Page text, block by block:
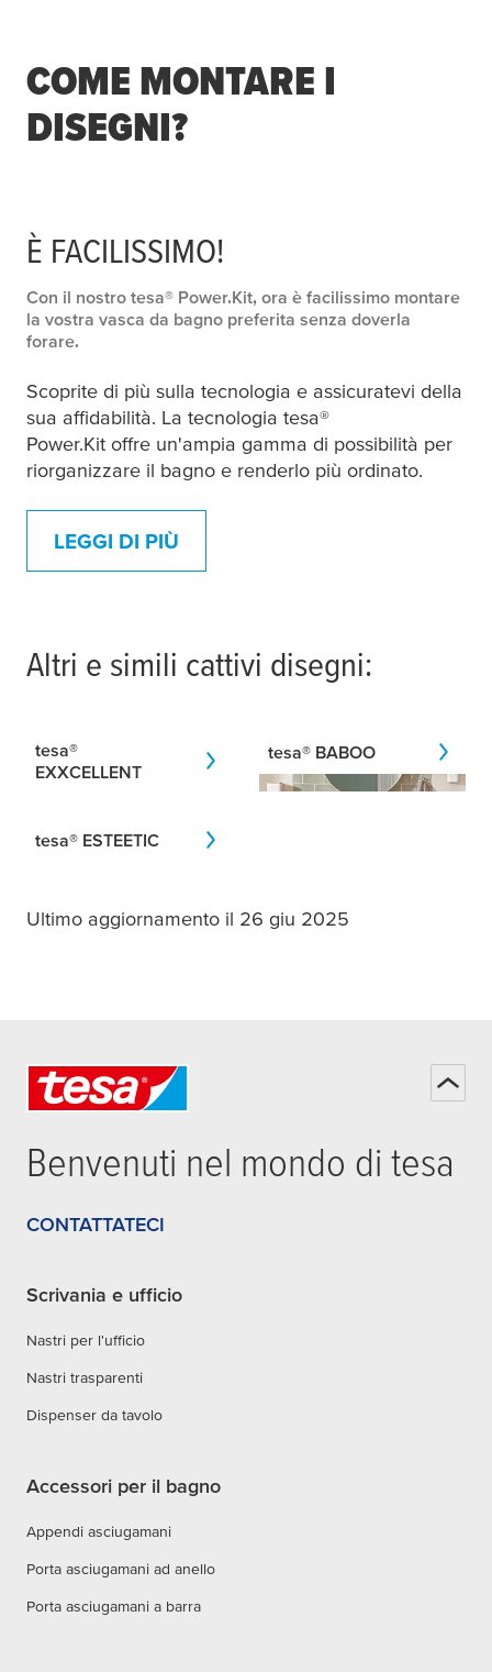
COME MONTARE I
DISEGNI?
È FACILISSIMO!
Con il nostro tesa® Power.Kit, ora è facilissimo montare
la vostra vasca da bagno preferita senza doverla
forare.
Scoprite di più sulla tecnologia e assicuratevi della
sua affidabilità. La tecnologia tesa®
Power.Kit offre un'ampia gamma di possibilità per
riorganizzare il bagno e renderlo più ordinato.
LEGGI DI PIÙ
Altri e simili cattivi disegni:
tesa®
EXXCELLENT
tesa® BABOO
tesa® ESTEETIC
Ultimo aggiornamento il 26 giu 2025
Benvenuti nel mondo di tesa
CONTATTATECI
Scrivania e ufficio
Nastri per l'ufficio
Nastri trasparenti
Dispenser da tavolo
Accessori per il bagno
Appendi asciugamani
Porta asciugamani ad anello
Porta asciugamani a barra